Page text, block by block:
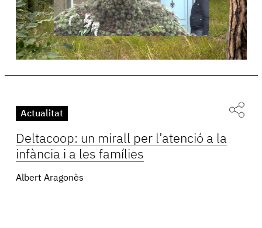
Actualitat
Deltacoop: un mirall per l’atenció a la
infància i a les famílies
Albert Aragonès